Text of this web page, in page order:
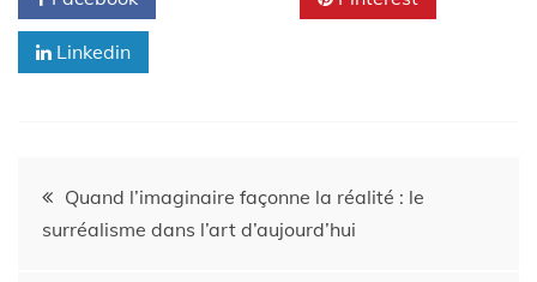
Linkedin
Quand l’imaginaire façonne la réalité : le
surréalisme dans l’art d’aujourd’hui